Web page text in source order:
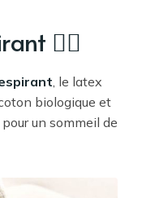
😮‍💨
, le latex
biologique et
un sommeil de